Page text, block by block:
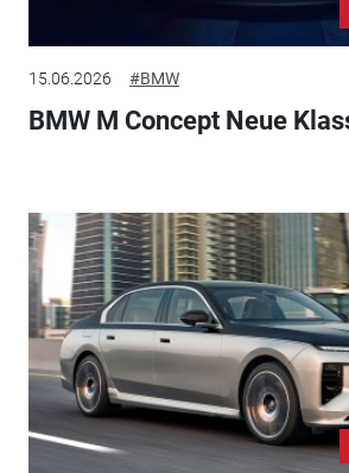
15.06.2026 #BMW
BMW M Concept Neue